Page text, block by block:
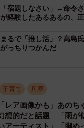
という。会議のポイ
代わりに「なぜした
」「予算は」「交通
で企業のプレゼンだ
別のアプローチ方法
「宿題しなさい」→命令
経験したあるあるの、
まるで「推し活」？高島
っちりつかんだ
子育て 兵庫
「レア画像かも」あの
想的だと話題 「雨が